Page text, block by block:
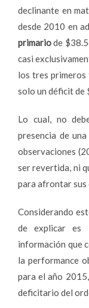
declinante en
desde 2010 en
primariode
casi
los tres primeros
solo un déficit de
Lo cual, no
presencia de
observaciones
ser revertida, ni
para afrontar sus
Considerando
de explicar es
información que
la performance
para el año
deficitario del